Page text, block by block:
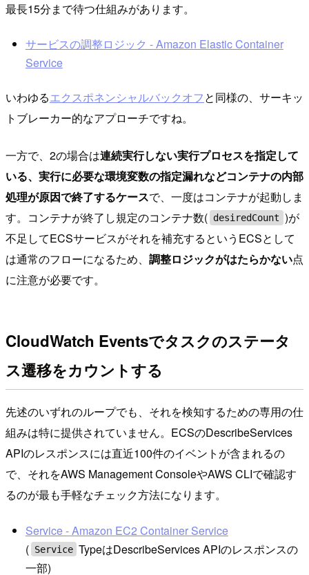
最長15分まで待つ仕組みがあります。
サービスの調整ロジック - Amazon Elastic Container
Service
いわゆるエクスポネンシャルバックオフと同様の、サーキッ
トブレーカー的なアプローチですね。
一方で、2の場合は連続実行しない実行プロセスを指定して
いる、実行に必要な環境変数の指定漏れなどコンテナの内部
処理が原因で終了するケースで、一度はコンテナが起動しま
す。コンテナが終了し規定のコンテナ数( desiredCount )が
不足してECSサービスがそれを補充するというECSとして
は通常のフローになるため、 調整ロジックがはたらかない点
に注意が必要です。
CloudWatch Eventsでタスクのステータ
ス遷移をカウントする
先述のいずれのループでも、それを検知するための専用の仕
組みは特に提供されていません。ECSのDescribeServices
APIのレスポンスには直近100件のイベントが含まれるの
で、それをAWS Management ConsoleやAWS CLIで確認す
るのが最も手軽なチェック方法になります。
Service - Amazon EC2 Container Service
( Service TypeはDescribeServices APIのレスポンスの
一部)